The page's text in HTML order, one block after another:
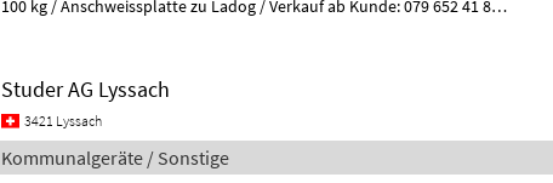
100 kg / Anschweissplatte zu Ladog / Verkauf ab Kunde: 079 652 41 85
Studer AG Lyssach
3421 Lyssach
Kommunalgeräte / Sonstige